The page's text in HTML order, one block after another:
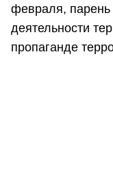
февраля, парень
деятельности
пропаганде